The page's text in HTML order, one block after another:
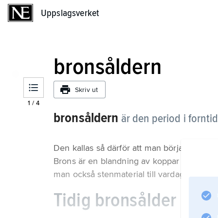
Uppslagsverket
1 / 4
bronsåldern
Skriv ut
bronsåldern är den period i
Den kallas så därför att man började
Brons är en blandning av koppar och
man också stenmaterial till vardagliga
Tidig bronsålder